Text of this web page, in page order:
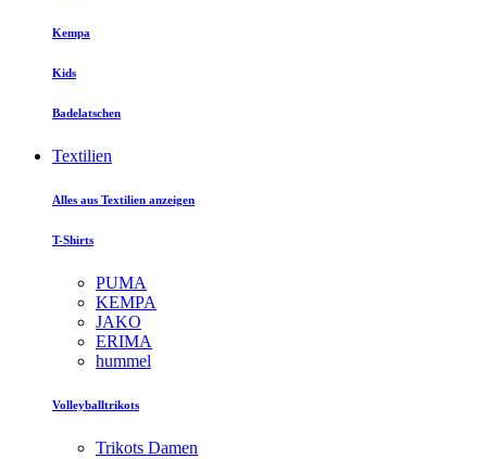
Kempa
Kids
Badelatschen
Textilien
Alles aus Textilien anzeigen
T-Shirts
PUMA
KEMPA
JAKO
ERIMA
hummel
Volleyballtrikots
Trikots Damen